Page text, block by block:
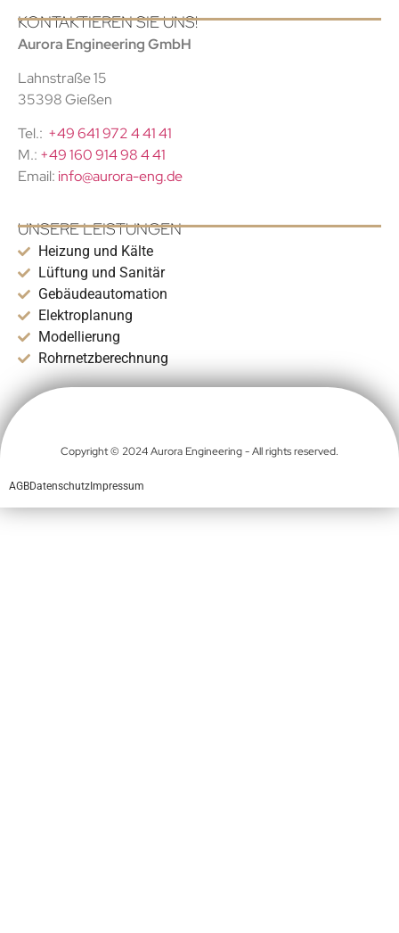
KONTAKTIEREN SIE UNS!
Aurora Engineering GmbH
Lahnstraße 15
35398 Gießen
Tel.: +49 641 972 4 41 41
M.: +49 160 914 98 4 41
Email: info@aurora-eng.de
UNSERE LEISTUNGEN
Heizung und Kälte
Lüftung und Sanitär
Gebäudeautomation
Elektroplanung
Modellierung
Rohrnetzberechnung
Copyright © 2024 Aurora Engineering - All rights reserved.
AGBDatenschutz Impressum